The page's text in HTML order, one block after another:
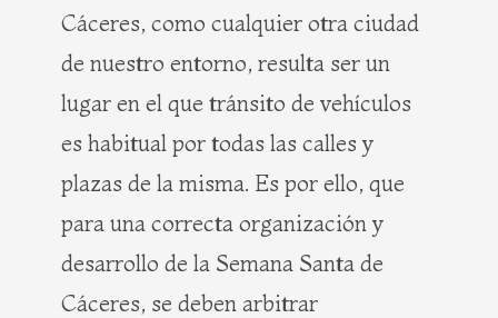
Cáceres, como cualquier otra ciudad
de nuestro entorno, resulta ser un
lugar en el que tránsito de vehículos
es habitual por todas las calles y
plazas de la misma. Es por ello, que
para una correcta organización y
desarrollo de la Semana Santa de
Cáceres, se deben arbitrar